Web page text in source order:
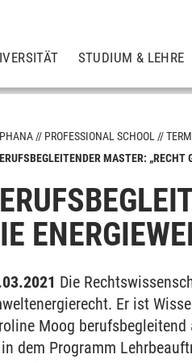
STUDIUM & LEHRE
Bachelor
Master
für Unternehmen
PROFESSIONAL SCHOOL
MASTER: „RECHT
Die
Er ist
Moog
dem Programm